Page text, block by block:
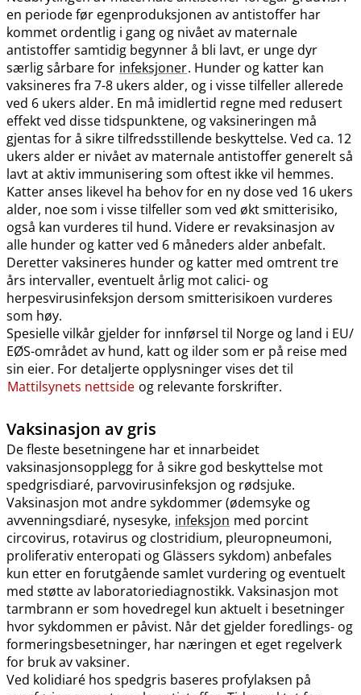
en periode før egenproduksjonen av antistoffer har
kommet ordentlig i gang og nivået av maternale
antistoffer samtidig begynner å bli lavt, er unge dyr
særlig sårbare for infeksjoner. Hunder og katter kan
vaksineres fra 7-8 ukers alder, og i visse tilfeller allerede
ved 6 ukers alder. En må imidlertid regne med redusert
effekt ved disse tidspunktene, og vaksineringen må
gjentas for å sikre tilfredsstillende beskyttelse. Ved ca. 12
ukers alder er nivået av maternale antistoffer generelt så
lavt at aktiv immunisering som oftest ikke vil hemmes.
Katter anses likevel ha behov for en ny dose ved 16 ukers
alder, noe som i visse tilfeller som ved økt smitterisiko,
også kan vurderes til hund. Videre er revaksinasjon av
alle hunder og katter ved 6 måneders alder anbefalt.
Deretter vaksineres hunder og katter med omtrent tre
års intervaller, eventuelt årlig mot calici- og
herpesvirusinfeksjon dersom smitterisikoen vurderes
som høy.
Spesielle vilkår gjelder for innførsel til Norge og land i EU​/​
EØS-området av hund, katt og ilder som er på reise med
sin eier. For detaljerte opplysninger vises det til
Mattilsynets nettside og relevante forskrifter.
Vaksinasjon av gris
De fleste besetningene har et innarbeidet
vaksinasjonsopplegg for å sikre god beskyttelse mot
spedgrisdiaré, parvovirusinfeksjon og rødsjuke.
Vaksinasjon mot andre sykdommer (ødemsyke og
avvenningsdiaré, nysesyke, infeksjon med porcint
circovirus, rotavirus og clostridium, pleuropneumoni,
proliferativ enteropati og Glässers sykdom) anbefales
kun etter en forutgående samlet vurdering og eventuelt
med støtte av laboratoriediagnostikk. Vaksinasjon mot
tarmbrann er som hovedregel kun aktuelt i besetninger
hvor sykdommen er påvist. Når det gjelder foredlings- og
formeringsbesetninger, har næringen et eget regelverk
for bruk av vaksiner.
Ved kolidiaré hos spedgris baseres profylaksen på